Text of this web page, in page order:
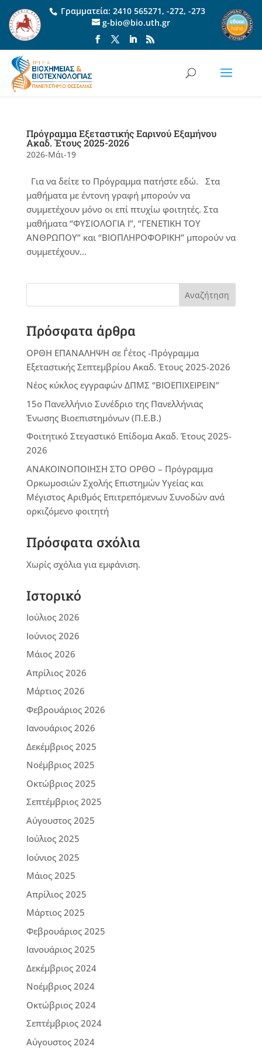
Γραμματεία: 2410 565271, -272, -273
g-bio@bio.uth.gr
Πρόγραμμα Εξεταστικής Εαρινού Εξαμήνου
Ακαδ. Έτους 2025-2026
2026-Μάι-19
Για να δείτε το Πρόγραμμα πατήστε εδώ. Στα
μαθήματα με έντονη γραφή μπορούν να
συμμετέχουν μόνο οι επί πτυχίω φοιτητές. Στα
μαθήματα “ΦΥΣΙΟΛΟΓΙΑ Ι”, “ΓΕΝΕΤΙΚΗ ΤΟΥ
ΑΝΘΡΩΠΟΥ” και “ΒΙΟΠΛΗΡΟΦΟΡΙΚΗ” μπορούν να
συμμετέχουν...
Αναζήτηση
Πρόσφατα άρθρα
ΟΡΘΗ ΕΠΑΝΑΛΗΨΗ σε Γ΄έτος -Πρόγραμμα
Εξεταστικής Σεπτεμβρίου Ακαδ. Έτους 2025-2026
Νέος κύκλος εγγραφών ΔΠΜΣ “ΒΙΟΕΠΙΧΕΙΡΕΙΝ”
15ο Πανελλήνιο Συνέδριο της Πανελλήνιας
Ένωσης Βιοεπιστημόνων (Π.Ε.Β.)
Φοιτητικό Στεγαστικό Επίδομα Ακαδ. Έτους 2025-
2026
ΑΝΑΚΟΙΝΟΠΟΙΗΣΗ ΣΤΟ ΟΡΘΟ – Πρόγραμμα
Ορκωμοσιών Σχολής Επιστημών Υγείας και
Μέγιστος Αριθμός Επιτρεπόμενων Συνοδών ανά
ορκιζόμενο φοιτητή
Πρόσφατα σχόλια
Χωρίς σχόλια για εμφάνιση.
Ιστορικό
Ιούλιος 2026
Ιούνιος 2026
Μάιος 2026
Απρίλιος 2026
Μάρτιος 2026
Φεβρουάριος 2026
Ιανουάριος 2026
Δεκέμβριος 2025
Νοέμβριος 2025
Οκτώβριος 2025
Σεπτέμβριος 2025
Αύγουστος 2025
Ιούλιος 2025
Ιούνιος 2025
Μάιος 2025
Απρίλιος 2025
Μάρτιος 2025
Φεβρουάριος 2025
Ιανουάριος 2025
Δεκέμβριος 2024
Νοέμβριος 2024
Οκτώβριος 2024
Σεπτέμβριος 2024
Αύγουστος 2024